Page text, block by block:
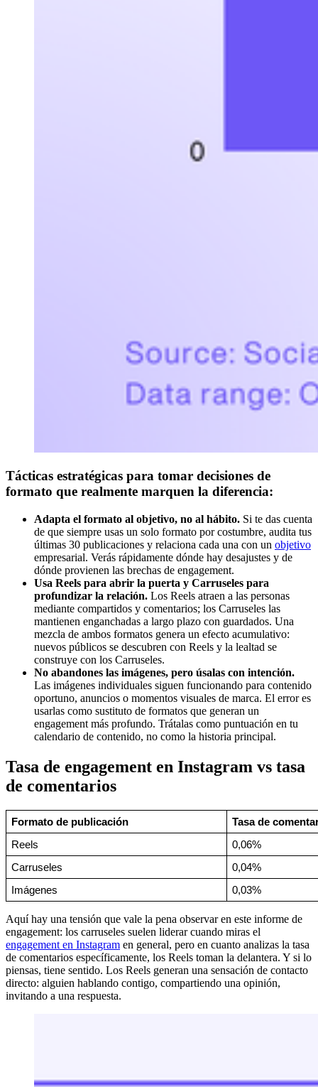
Tácticas estratégicas para tomar decisiones de
formato que realmente marquen la diferencia:
Adapta el formato al objetivo, no al hábito. Si te das cuenta
de que siempre usas un solo formato por costumbre, audita tus
últimas 30 publicaciones y relaciona cada una con un objetivo
empresarial. Verás rápidamente dónde hay desajustes y de
dónde provienen las brechas de engagement.
Usa Reels para abrir la puerta y Carruseles para
profundizar la relación. Los Reels atraen a las personas
mediante compartidos y comentarios; los Carruseles las
mantienen enganchadas a largo plazo con guardados. Una
mezcla de ambos formatos genera un efecto acumulativo:
nuevos públicos se descubren con Reels y la lealtad se
construye con los Carruseles.
No abandones las imágenes, pero úsalas con intención.
Las imágenes individuales siguen funcionando para contenido
oportuno, anuncios o momentos visuales de marca. El error es
usarlas como sustituto de formatos que generan un
engagement más profundo. Trátalas como puntuación en tu
calendario de contenido, no como la historia principal.
Tasa de engagement en Instagram vs tasa
de comentarios
Formato de publicación
Tasa de
Reels
0,06%
Carruseles
0,04%
Imágenes
0,03%
Aquí hay una tensión que vale la pena observar en este informe de
engagement: los carruseles suelen liderar cuando miras el
engagement en Instagram en general, pero en cuanto analizas la tasa
de comentarios específicamente, los Reels toman la delantera. Y si lo
piensas, tiene sentido. Los Reels generan una sensación de contacto
directo: alguien hablando contigo, compartiendo una opinión,
invitando a una respuesta.